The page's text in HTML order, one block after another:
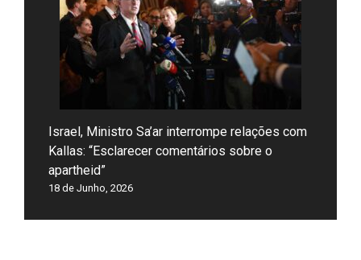
Israel, Ministro Sa’ar interrompe relações com
Kallas: “Esclarecer comentários sobre o
apartheid”
18 de Junho, 2026